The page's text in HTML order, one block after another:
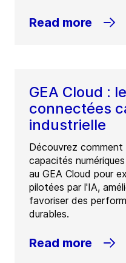
Read more
GEA Cloud :
connectées
industrielle
Découvrez
capacités
au GEA Cloud pour
pilotées par l'IA,
favoriser des
durables.
Read more